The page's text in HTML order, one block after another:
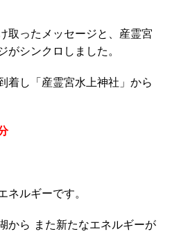
取ったメッセージと、産霊宮
シンクロしました。
着し「産霊宮水上神社」から
ネルギーです。
から また新たなエネルギーが